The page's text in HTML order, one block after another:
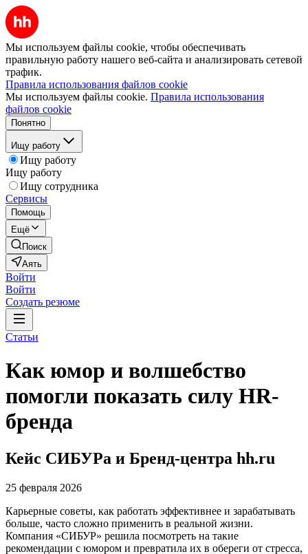
Мы используем файлы cookie, чтобы обеспечивать
правильную работу нашего веб-сайта и анализировать сетевой
трафик.
Правила использования файлов cookie
Мы используем файлы cookie. Правила использования
файлов cookie
Понятно
Ищу работу
Ищу работу
Ищу работу
Ищу сотрудника
Сервисы
Помощь
Ещё
Поиск
Аять
Войти
Войти
Создать резюме
Статьи
Как юмор и волшебство
помогли показать силу HR-
бренда
Кейс СИБУРа и Бренд-центра hh.ru
25 февраля 2026
Карьерные советы, как работать эффективнее и зарабатывать
больше, часто сложно применить в реальной жизни.
Компания «СИБУР» решила посмотреть на такие
рекомендации с юмором и превратила их в обереги от стресса,